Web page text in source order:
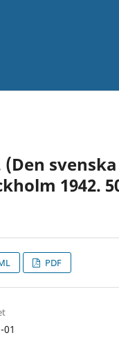
(Den svenska
1942.
PDF
01